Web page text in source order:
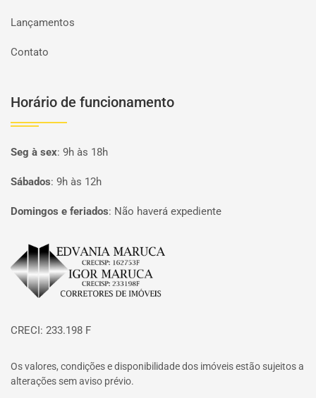
Lançamentos
Contato
Horário de funcionamento
Seg à sex: 9h às 18h
Sábados: 9h às 12h
Domingos e feriados: Não haverá expediente
Página inicial
CRECI: 233.198 F
Os valores, condições e disponibilidade dos imóveis estão sujeitos a
alterações sem aviso prévio.